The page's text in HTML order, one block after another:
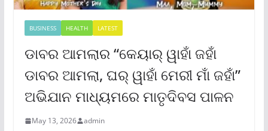
BUSINESS HEALTH LATEST
ଡାବର ଆମଲାର “କେୟାର୍ ୱାହାଁ ଜହାଁ
ଡାବର ଆମଲା, ଘର୍ ୱାହାଁ ମେରୀ ମାଁ ଜହାଁ”
ଅଭିଯାନ ମାଧ୍ୟମରେ ମାତୃଦିବସ ପାଳନ
May 13, 2026 admin